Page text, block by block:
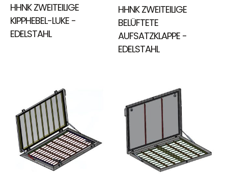
HHNK ZWEITEILIGE
KIPPHEBEL-LUKE -
EDELSTAHL
HHNK ZWEITEILIGE
BELÜFTETE
AUFSATZKLAPPE -
EDELSTAHL